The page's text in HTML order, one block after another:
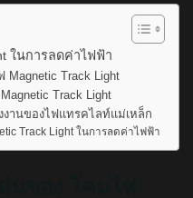
ในการลดค่าไฟฟ้า
Track Light
Track Light
งานของไฟแทรคไลท์แม่เหล็ก
Track Light ในการลดค่าไฟฟ้า